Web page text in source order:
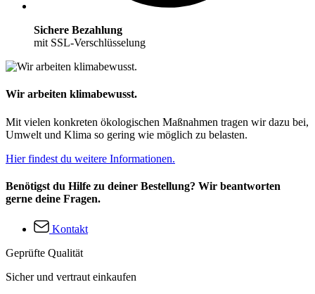
Sichere Bezahlung
mit SSL-Verschlüsselung
Wir arbeiten klimabewusst.
Mit vielen konkreten ökologischen Maßnahmen tragen wir dazu bei,
Umwelt und Klima so gering wie möglich zu belasten.
Hier findest du weitere Informationen.
Benötigst du Hilfe zu deiner Bestellung? Wir beantworten
gerne deine Fragen.
Kontakt
Geprüfte Qualität
Sicher und vertraut einkaufen